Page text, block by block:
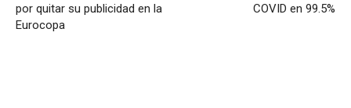
por quitar su publicidad en la
Eurocopa
COVID en 99.5%